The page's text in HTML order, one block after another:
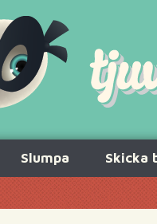
Slumpa Skicka